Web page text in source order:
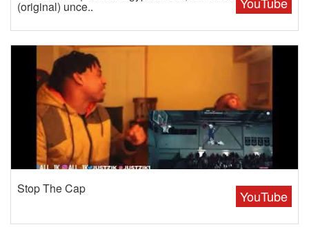
(original) unce..
YouTube
Stop The Cap